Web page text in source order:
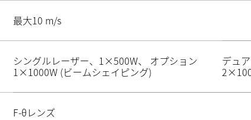
最大10 m/s
シングルレーザー、1×500W、 オプション
1×1000W (ビームシェイピング)
デュ
F‑θレンズ